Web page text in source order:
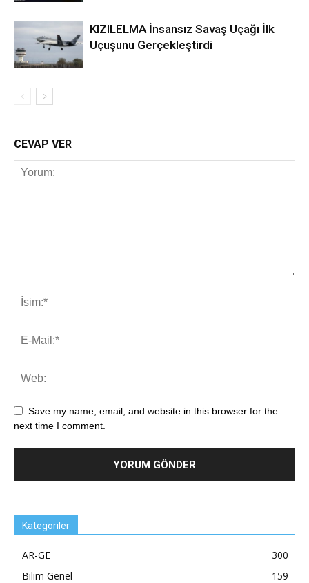
KIZILELMA İnsansız Savaş Uçağı İlk
Uçuşunu Gerçekleştirdi
CEVAP VER
Save my name, email, and website in this browser for the
next time I comment.
Kategoriler
AR-GE
300
Bilim Genel
159